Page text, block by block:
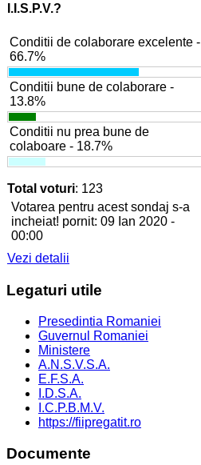
I.I.S.P.V.?
Conditii de colaborare excelente -
66.7%
Conditii bune de colaborare -
13.8%
Conditii nu prea bune de
colaboare - 18.7%
Total voturi: 123
Votarea pentru acest sondaj s-a
incheiat! pornit: 09 Ian 2020 -
00:00
Vezi detalii
Legaturi utile
Presedintia Romaniei
Guvernul Romaniei
Ministere
A.N.S.V.S.A.
E.F.S.A.
I.D.S.A.
I.C.P.B.M.V.
https://fiipregatit.ro
Documente